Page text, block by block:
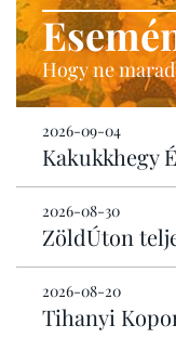
Hogy ne
2026-09-04
Kakukkhegy
2026-08-30
ZöldÚton
2026-08-20
Tihanyi